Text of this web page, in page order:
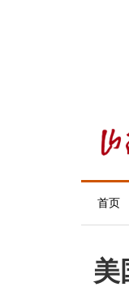
首页
美